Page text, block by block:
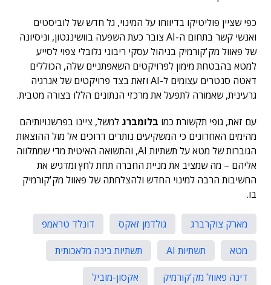
כפי שציין פוליטיקו בדיווחו על המינוי, גל חדש של לוביסטים
ואנשי קשר בתחום ה-AI צובר כעת השפעה בוושינגטון, וניסיונה
של פאוול מק'קורמיק בניהול עסקי ריבוני גלובלי צפוי לסייע
למטא בהבטחת מימון לפרויקטים השאפתניים שלה, הכוללים
דאטה סנטרים עצומים ל-AI וזאת בצד פרויקטים של אנרגיה
גרעינית, שאמורה לתפעל את מרכזי הנתונים הללו בצורה מטבית.
עם זאת, גופי תקשורת כמו בלומברג למשל, ציינו בפרשנויותיהם
מהימים האחרונים כי המשקיעים נותרים דרוכים אל מול ההוצאות
הגוברות של מטא על תשתיות AI, והתשואה האיטית מדי שמתלווה
אליהם – מה שמציב את מניית החברה תחת לחץ ומדגיש את
החשיבות הרבה למינוי החדש ולהצלחתה של פאוול מק'קורמיק
בו.
מארק צוקרברג גולדמן זאקס
דונלד טראמפ
מטא
תשתיות AI
תשתיות בינה מלאכותית
דינה פאוול מק'קורמיק
אקסון-מוביל